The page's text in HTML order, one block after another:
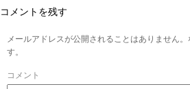
コメントを残す
メールアドレスが公開されることはありません
す。
コメント